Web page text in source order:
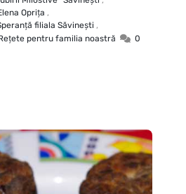
Opriţa ,
filiala Săvineşti ,
pentru familia noastră 0